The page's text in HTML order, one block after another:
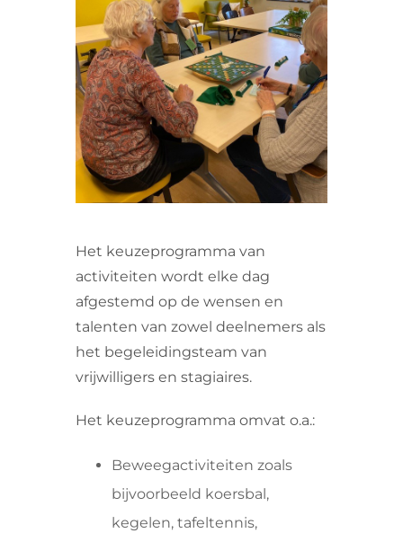
VRIJWILLIGERS & STAGIAIRES
CONTACT
Het keuzeprogramma van
activiteiten wordt elke dag
afgestemd op de wensen en
talenten van zowel deelnemers als
het begeleidingsteam van
vrijwilligers en stagiaires.
Het keuzeprogramma omvat o.a.:
Beweegactiviteiten zoals
bijvoorbeeld koersbal,
kegelen, tafeltennis,